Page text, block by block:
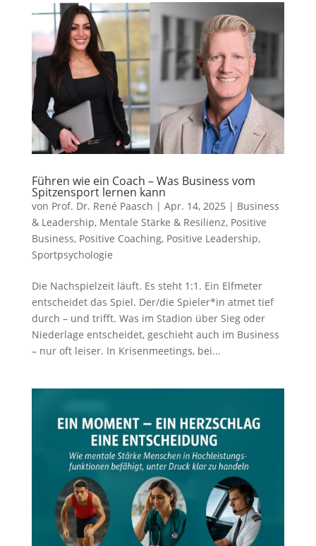
Führen wie ein Coach – Was Business vom
Spitzensport lernen kann
von Prof. Dr. René Paasch | Apr. 14, 2025 | Business
& Leadership, Mentale Stärke & Resilienz, Positive
Business, Positive Coaching, Positive Leadership,
Sportpsychologie
Die Nachspielzeit läuft. Es steht 1:1. Ein Elfmeter
entscheidet das Spiel. Der/die Spieler*in atmet tief
durch – und trifft. Was im Stadion über Sieg oder
Niederlage entscheidet, geschieht auch im Business
– nur oft leiser. In Krisenmeetings, bei...